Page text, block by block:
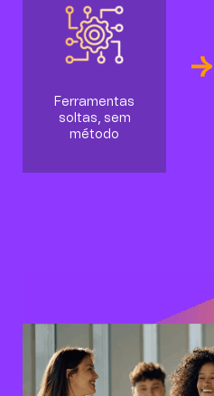
Ferramentas
soltas, sem
método